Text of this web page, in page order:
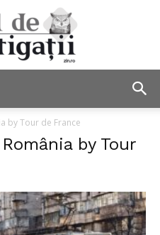
Investigații
by Tour de France
by Tour